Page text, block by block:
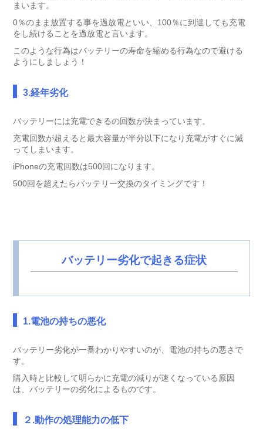
まいます。
0％のまま放置する事を過放電といい、100％に到達しても充電
をし続けることを過放電と言います。
このような行為はバッテリーの寿命を縮める行為なので避ける
ようにしましょう！
3.経年劣化
バッテリーには充電できるの回数が決まっています。
充電回数が超えると最大容量が半分以下になり充電がすぐに減
ってしまいます。
iPhoneの充電回数は500回になります。
500回を超えたらバッテリー交換のタイミングです！
バッテリー劣化で起きる症状
1.電池の持ちの悪化
バッテリー劣化が一番わかりやすいのが、電池の持ちの悪さで
す。
購入時と比較して明らかに充電の減りが速くなっている原因
は、バッテリーの劣化によるものです。
２.動作の処理能力の低下